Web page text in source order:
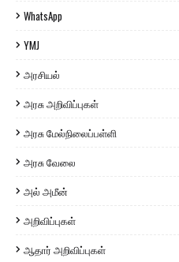
WhatsApp
YMJ
அரசியல்
அரசு அறிவிப்புகள்
அரசு மேல்நிலைப்பள்ளி
அரசு வேலை
அல் அமீன்
அறிவிப்புகள்
ஆதார் அறிவிப்புகள்